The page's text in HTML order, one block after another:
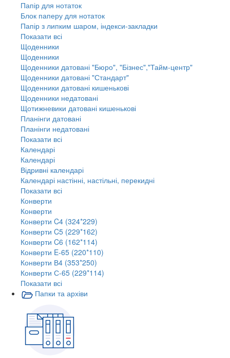
Папір для нотаток
Блок паперу для нотаток
Папір з липким шаром, індекси-закладки
Показати всі
Щоденники
Щоденники
Щоденники датовані "Бюро", "Бізнес","Тайм-центр"
Щоденники датовані "Стандарт"
Щоденники датовані кишенькові
Щоденники недатовані
Щотижневики датовані кишенькові
Планінги датовані
Планінги недатовані
Показати всі
Календарі
Календарі
Відривні календарі
Календарі настінні, настільні, перекидні
Показати всі
Конверти
Конверти
Конверти C4 (324*229)
Конверти C5 (229*162)
Конверти C6 (162*114)
Конверти E-65 (220*110)
Конверти В4 (353*250)
Конверти С-65 (229*114)
Показати всі
Папки та архіви